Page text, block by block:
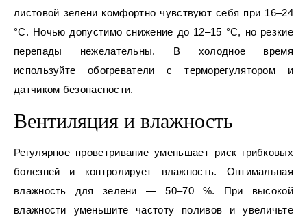
листовой зелени комфортно чувствуют себя при 16–24
°C. Ночью допустимо снижение до 12–15 °C, но резкие
перепады нежелательны. В холодное время
используйте обогреватели с терморегулятором и
датчиком безопасности.
Вентиляция и влажность
Регулярное проветривание уменьшает риск грибковых
болезней и контролирует влажность. Оптимальная
влажность для зелени — 50–70 %. При высокой
влажности уменьшите частоту поливов и увеличьте